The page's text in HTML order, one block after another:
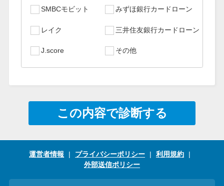
種類・特徴別一覧
今月の家賃払えない…2ヵ月目に
家賃払えないが強制退去は避け
法2選
街金とは？絶対審査通る？借金
SMBCモビット みずほ銀行カードローン
レイク 三井住友銀行カードローン
J.score その他
この内容で診断する
運営者情報 プライバシーポリシー
利用規約
外部送信ポリシー